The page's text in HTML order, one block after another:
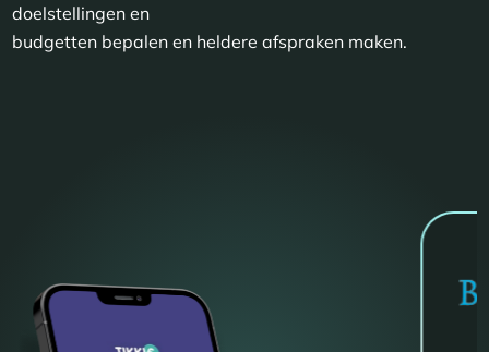
doelstellingen en
budgetten bepalen en heldere afspraken maken.